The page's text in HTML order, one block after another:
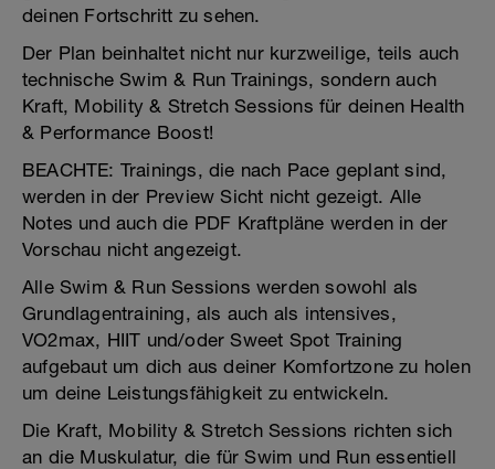
deinen Fortschritt zu sehen.
Der Plan beinhaltet nicht nur kurzweilige, teils auch
technische Swim & Run Trainings, sondern auch
Kraft, Mobility & Stretch Sessions für deinen Health
& Performance Boost!
BEACHTE: Trainings, die nach Pace geplant sind,
werden in der Preview Sicht nicht gezeigt. Alle
Notes und auch die PDF Kraftpläne werden in der
Vorschau nicht angezeigt.
Alle Swim & Run Sessions werden sowohl als
Grundlagentraining, als auch als intensives,
VO2max, HIIT und/oder Sweet Spot Training
aufgebaut um dich aus deiner Komfortzone zu holen
um deine Leistungsfähigkeit zu entwickeln.
Die Kraft, Mobility & Stretch Sessions richten sich
an die Muskulatur, die für Swim und Run essentiell